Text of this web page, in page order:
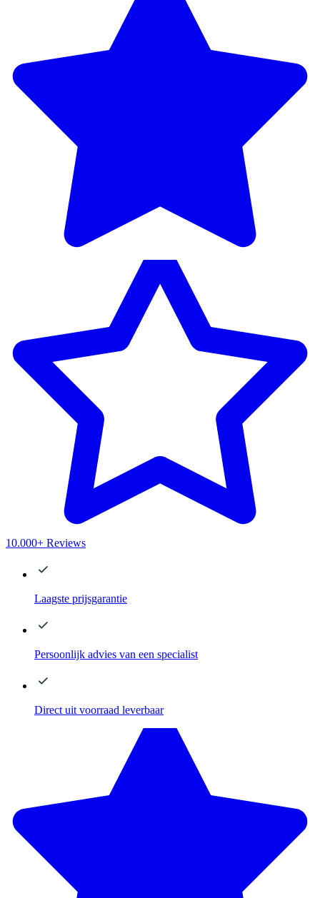
10.000+ Reviews
Laagste prijsgarantie
Persoonlijk advies van een specialist
Direct uit voorraad leverbaar